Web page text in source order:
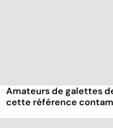
Amateurs de galettes
cette référence